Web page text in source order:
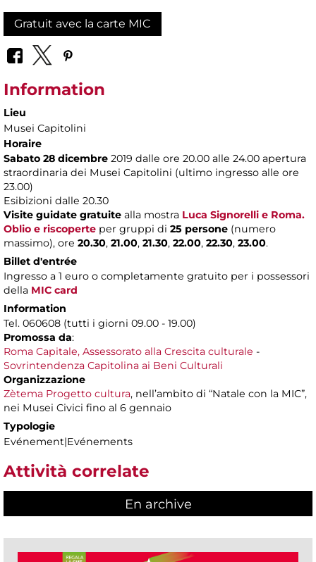
Gratuit avec la carte MIC
Information
Lieu
Musei Capitolini
Horaire
Sabato 28 dicembre 2019 dalle ore 20.00 alle 24.00 apertura
straordinaria dei Musei Capitolini (ultimo ingresso alle ore
23.00)
Esibizioni dalle 20.30
Visite guidate gratuite alla mostra Luca Signorelli e Roma.
Oblio e riscoperte per gruppi di 25 persone (numero
massimo), ore 20.30, 21.00, 21.30, 22.00, 22.30, 23.00.
Billet d'entrée
Ingresso a 1 euro o completamente gratuito per i possessori
della MIC card
Information
Tel. 060608 (tutti i giorni 09.00 - 19.00)
Promossa da:
Roma Capitale, Assessorato alla Crescita culturale -
Sovrintendenza Capitolina ai Beni Culturali
Organizzazione
Zètema Progetto cultura, nell’ambito di “Natale con la MIC”,
nei Musei Civici fino al 6 gennaio
Typologie
Evénement|Evénements
Attività correlate
En archive